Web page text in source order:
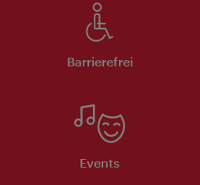
Barrierefrei
Events